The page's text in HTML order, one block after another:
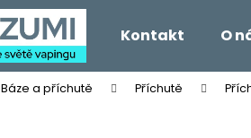
Kontakt O
Báze a příchutě Příchutě